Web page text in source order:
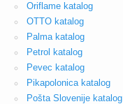
Oriflame katalog
OTTO katalog
Palma katalog
Petrol katalog
Pevec katalog
Pikapolonica katalog
Pošta Slovenije katalog